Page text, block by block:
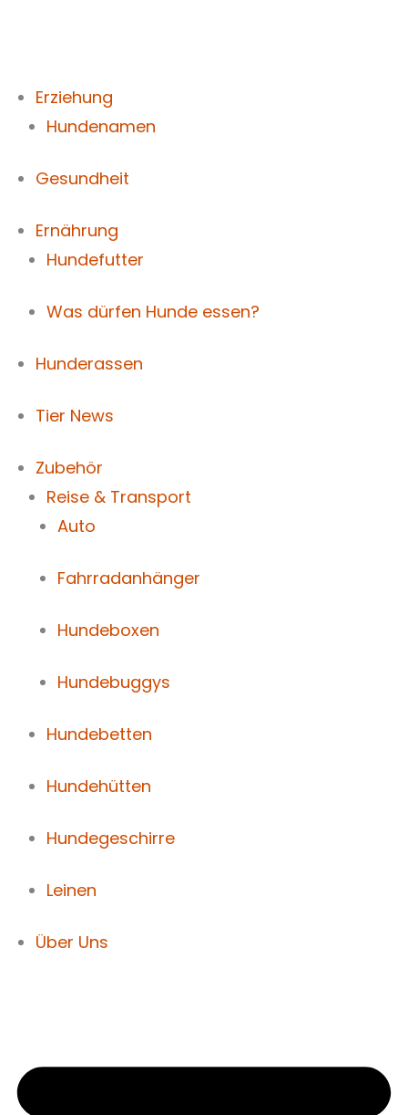
Erziehung
Hundenamen
Gesundheit
Ernährung
Hundefutter
Was dürfen Hunde essen?
Hunderassen
Tier News
Zubehör
Reise & Transport
Auto
Fahrradanhänger
Hundeboxen
Hundebuggys
Hundebetten
Hundehütten
Hundegeschirre
Leinen
Über Uns